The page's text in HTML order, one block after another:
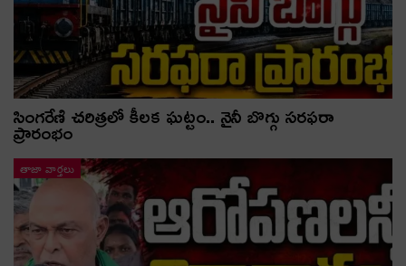
సింగరేణి చరిత్రలో కీలక ఘట్టం.. నైనీ బొగ్గు సరఫరా
ప్రారంభం
తాజా వార్తలు